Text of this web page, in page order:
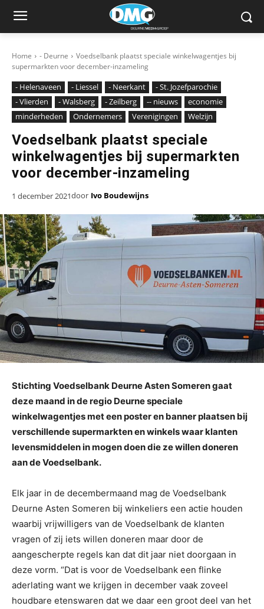
Home - Deurne
Voedselbank plaatst speciale winkelwagentjes bij
supermarkten voor december-inzameling
- Helenaveen - Liessel - Neerkant
- St. Jozefparochie
- Vlierden
- Walsberg - Zeilberg -- nieuws
economie
minderheden
Ondernemers Verenigingen Welzijn
Voedselbank plaatst speciale
winkelwagentjes bij supermarkten
voor december-inzameling
1 december 2021door Ivo Boudewijns
Stichting Voedselbank Deurne Asten Someren gaat
deze maand in de regio Deurne speciale
winkelwagentjes met een poster en banner plaatsen bij
verschillende supermarkten en winkels waar klanten
levensmiddelen in mogen doen die ze willen doneren
aan de Voedselbank.
Elk jaar in de decembermaand mag de Voedselbank
Deurne Asten Someren bij winkeliers een actie houden
waarbij vrijwilligers van de Voedselbank de klanten
vragen of zij iets willen doneren maar door de
aangescherpte regels kan dat dit jaar niet doorgaan in
deze vorm. “Dat is voor de Voedselbank een flinke
aderlating want we krijgen in december vaak zoveel
houdbare etenswaren dat we daar een groot deel van het